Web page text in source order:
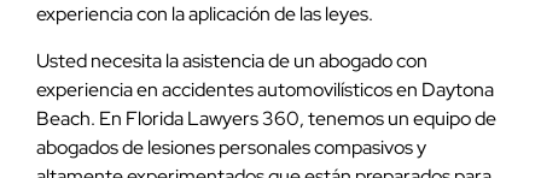
experiencia con la aplicación de las leyes.
Usted necesita la asistencia de un abogado con
experiencia en accidentes automovilísticos en Daytona
Beach. En Florida Lawyers 360, tenemos un equipo de
abogados de lesiones personales compasivos y